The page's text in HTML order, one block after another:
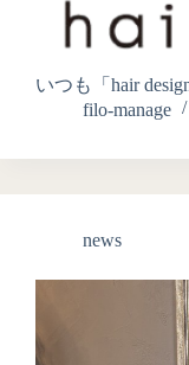
いつも「hair
filo-manage
news